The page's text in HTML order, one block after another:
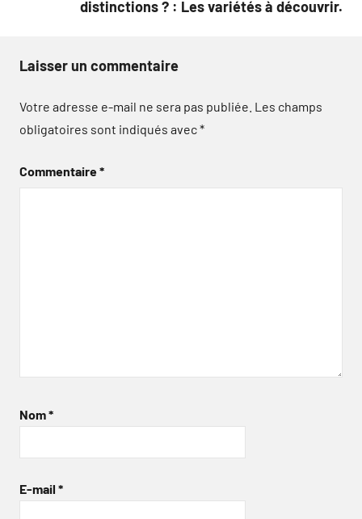
distinctions ? : Les variétés à découvrir.
Laisser un commentaire
Votre adresse e-mail ne sera pas publiée. Les champs
obligatoires sont indiqués avec*
Commentaire*
Nom*
E-mail *